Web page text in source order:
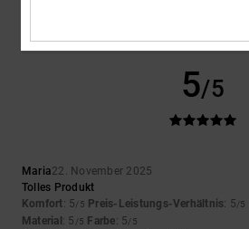
5/5
Maria22. November 2025
Tolles Produkt
Komfort: 5/5 Preis-Leistungs-Verhältnis: 5/5
Material : 5 /5 Farbe: 5/5